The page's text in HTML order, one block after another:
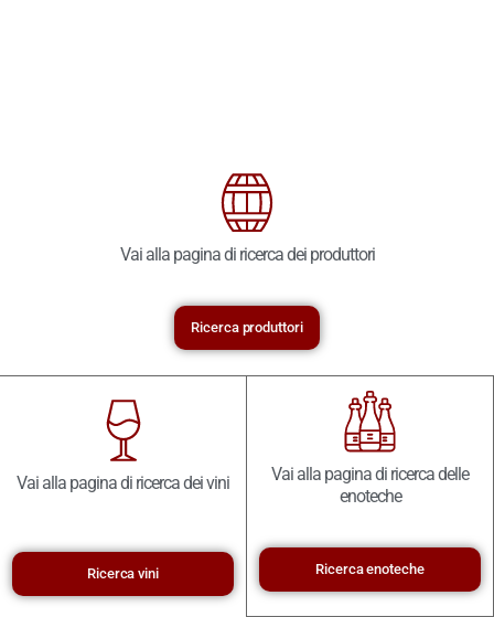
Vai alla pagina di ricerca dei produttori
Ricerca produttori
Vai alla pagina di ricerca dei vini
Ricerca vini
Vai alla pagina di ricerca delle
enoteche
Ricerca enoteche